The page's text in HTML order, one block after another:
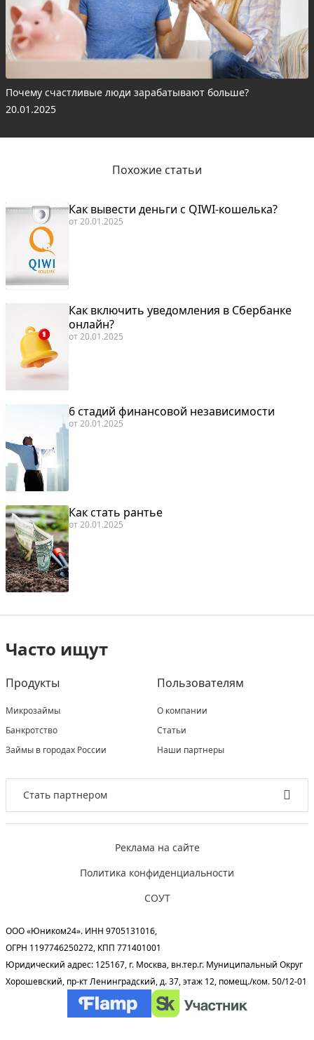
Почему счастливые люди зарабатывают больше?
20.01.2025
Похожие статьи
Как вывести деньги с QIWI-кошелька?
от20.01.2025
Как включить уведомления в Сбербанке
онлайн?
от20.01.2025
6 стадий финансовой независимости
от20.01.2025
Как стать рантье
от20.01.2025
Часто ищут
Продукты
Микрозаймы
Банкротство
Займы в городах России
Пользователям
О компании
Статьи
Наши партнеры
Стать партнером
Реклама на сайте
Политика конфиденциальности
СОУТ
ООО «Юником24». ИНН 9705131016,
ОГРН 1197746250272, КПП 771401001
Юридический адрес: 125167, г. Москва, вн.тер.г. Муниципальный Округ
Хорошевский, пр-кт Ленинградский, д. 37, этаж 12, помещ./ком. 50/12-01